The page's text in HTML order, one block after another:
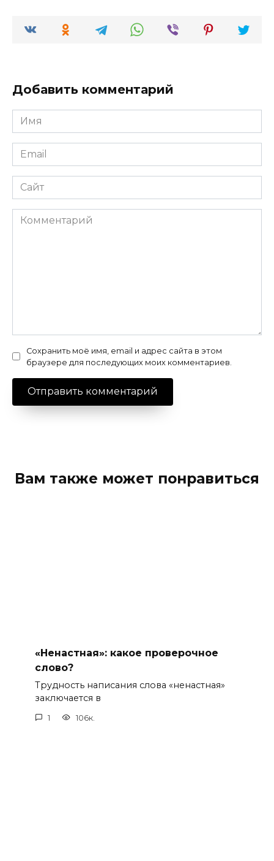
Добавить комментарий
Имя
*
Email
*
Сайт
Комментарий
Сохранить моё имя, email и адрес сайта в этом
браузере для последующих моих комментариев.
Вам также может понравиться
«Ненастная»: какое проверочное
слово?
Трудность написания слова «ненастная»
заключается в
1 106к.